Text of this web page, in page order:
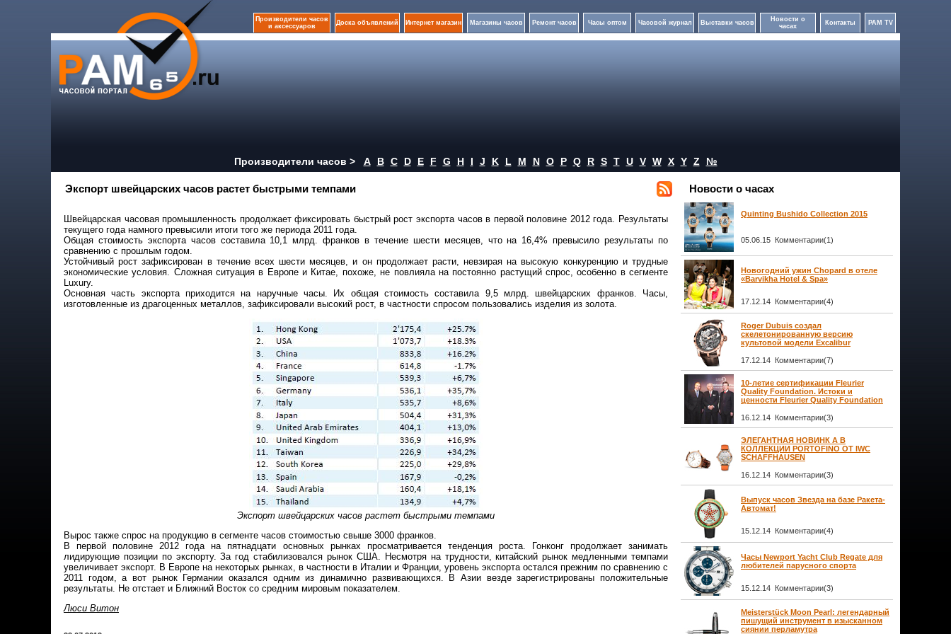
Производители часов
и аксессуаров
Доска объявлений Интернет магазин Магазины часов Ремонт часов Часы оптом Часовой журнал Выставки часов
Новости о
часах
Контакты PAM TV
Производители часов > A B C D E F G H I J K L M N O P Q R S T U V W X Y Z №
Экспорт швейцарских часов растет быстрыми темпами
Швейцарская часовая промышленность продолжает фиксировать быстрый рост экспорта часов в первой половине 2012 года. Результаты
текущего года намного превысили итоги того же периода 2011 года.
Общая стоимость экспорта часов составила 10,1 млрд. франков в течение шести месяцев, что на 16,4% превысило результаты по
сравнению с прошлым годом.
Устойчивый рост зафиксирован в течение всех шести месяцев, и он продолжает расти, невзирая на высокую конкуренцию и трудные
экономические условия. Сложная ситуация в Европе и Китае, похоже, не повлияла на постоянно растущий спрос, особенно в сегменте
Luxury.
Основная часть экспорта приходится на наручные часы. Их общая стоимость составила 9,5 млрд. швейцарских франков. Часы,
изготовленные из драгоценных металлов, зафиксировали высокий рост, в частности спросом пользовались изделия из золота.
Экспорт швейцарских часов растет быстрыми темпами
Вырос также спрос на продукцию в сегменте часов стоимостью свыше 3000 франков.
В первой половине 2012 года на пятнадцати основных рынках просматривается тенденция роста. Гонконг продолжает занимать
лидирующие позиции по экспорту. За год стабилизовался рынок США. Несмотря на трудности, китайский рынок медленными темпами
увеличивает экспорт. В Европе на некоторых рынках, в частности в Италии и Франции, уровень экспорта остался прежним по сравнению с
2011 годом, а вот рынок Германии оказался одним из динамично развивающихся. В Азии везде зарегистрированы положительные
результаты. Не отстает и Ближний Восток со средним мировым показателем.
Люси Витон
Новости о часах
Quinting Bushido Collection 2015
05.06.15 Комментарии(1)
Новогодний ужин Chopard в отеле
«Barvikha Hotel & Spa»
17.12.14 Комментарии(4)
Roger Dubuis создал
скелетонированную версию
культовой модели Excalibur
17.12.14 Комментарии(7)
10-летие сертификации Fleurier
Quality Foundation. Истоки и
ценности Fleurier Quality Foundation
16.12.14 Комментарии(3)
ЭЛЕГАНТНАЯ НОВИНК А В
КОЛЛЕКЦИИ PORTOFINO ОТ IWC
SCHAFFHAUSEN
16.12.14 Комментарии(3)
Выпуск часов Звезда на базе Ракета-
Автомат!
15.12.14 Комментарии(4)
Часы Newport Yacht Club Regate для
любителей парусного спорта
15.12.14 Комментарии(3)
Meisterstück Moon Pearl: легендарный
пишущий инструмент в изысканном
сиянии перламутра